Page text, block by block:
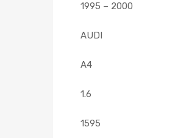
1995 – 2000
AUDI
A4
1.6
1595